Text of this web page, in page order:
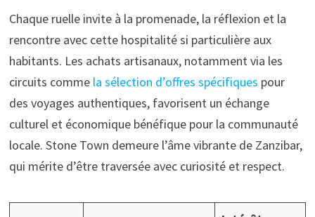
Chaque ruelle invite à la promenade, la réflexion et la
rencontre avec cette hospitalité si particulière aux
habitants. Les achats artisanaux, notamment via les
circuits comme la sélection d’offres spécifiques pour
des voyages authentiques, favorisent un échange
culturel et économique bénéfique pour la communauté
locale. Stone Town demeure l’âme vibrante de Zanzibar,
qui mérite d’être traversée avec curiosité et respect.